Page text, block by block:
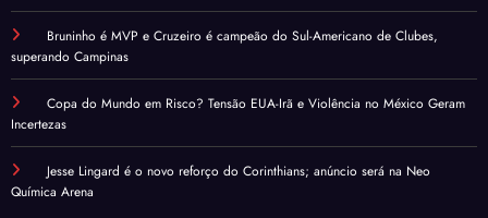
Bruninho é MVP e Cruzeiro é campeão do Sul-Americano de Clubes,
superando Campinas
Copa do Mundo em Risco? Tensão EUA-Irã e Violência no México Geram
Incertezas
Jesse Lingard é o novo reforço do Corinthians; anúncio será na Neo
Química Arena